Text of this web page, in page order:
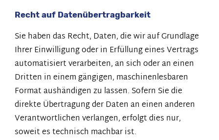
Recht auf Datenübertragbarkeit
Sie haben das Recht, Daten, die wir auf Grundlage
Ihrer Einwilligung oder in Erfüllung eines Vertrags
automatisiert verarbeiten, an sich oder an einen
Dritten in einem gängigen, maschinenlesbaren
Format aushändigen zu lassen. Sofern Sie die
direkte Übertragung der Daten an einen anderen
Verantwortlichen verlangen, erfolgt dies nur,
soweit es technisch machbar ist.